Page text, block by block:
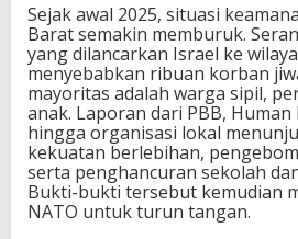
l
M
e
n
g
u
a
t
Sejak awal 2025, situasi
Barat semakin memburuk.
yang dilancarkan Israel ke
menyebabkan ribuan korban
mayoritas adalah warga sipil,
anak. Laporan dari PBB, Human
hingga organisasi lokal
kekuatan berlebihan,
serta penghancuran sekolah
Bukti-bukti tersebut kemudian
NATO untuk turun tangan.